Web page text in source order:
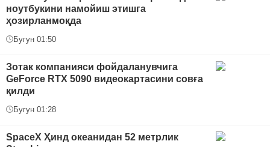
ноутбукини намойиш этишга
ҳозирланмоқда
Бугун 01:50
Зотак компанияси фойдаланувчига
GeForce RTX 5090 видеокартасини совға
қилди
Бугун 01:28
SpaceX Ҳинд океанидан 52 метрлик